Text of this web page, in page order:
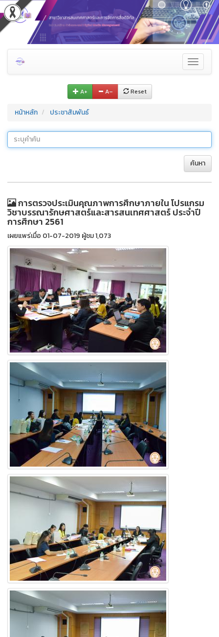
Toggle
A+ A– Reset
หน้าหลัก ประชาสัมพันธ์
ค้นหา
การตรวจประเมินคุณภาพการศึกษาภายใน โปรแกรม
วิชาบรรณารักษศาสตร์และสารสนเทศศาสตร์ ประจำปี
การศึกษา 2561
เผยแพร่เมื่อ 01-07-2019 ผู้ชม 1,073